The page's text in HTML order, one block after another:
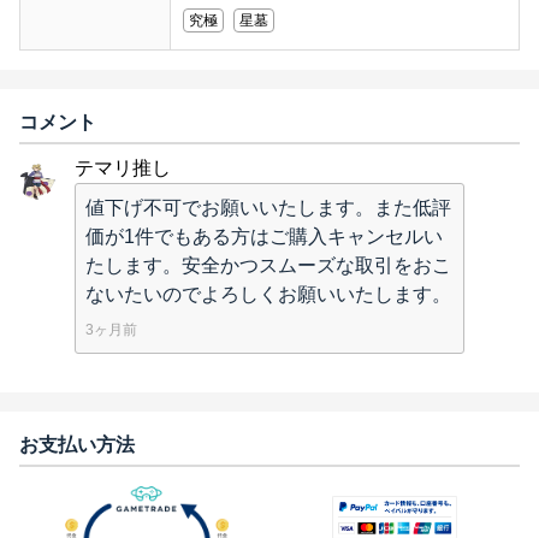
究極
星墓
コメント
テマリ推し
値下げ不可でお願いいたします。また低評
価が1件でもある方はご購入キャンセルい
たします。安全かつスムーズな取引をおこ
ないたいのでよろしくお願いいたします。
3ヶ月前
お支払い方法